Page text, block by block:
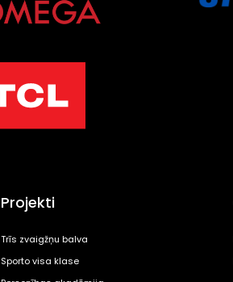
Projekti
Trīs zvaigžņu balva
Sporto visa klase